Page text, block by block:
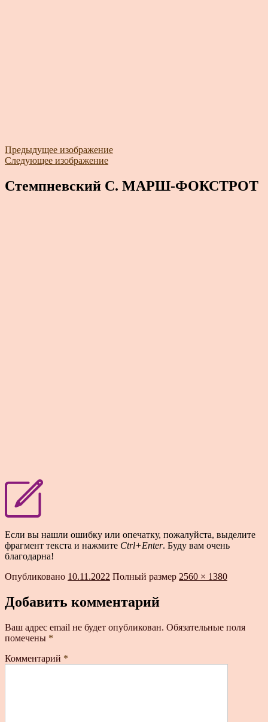
Предыдущее изображение
Следующее изображение
Стемпневский С. МАРШ-ФОКСТРОТ
Если вы нашли ошибку или опечатку, пожалуйста, выделите
фрагмент текста и нажмите Ctrl+Enter. Буду вам очень
благодарна!
Опубликовано 10.11.2022 Полный размер 2560 × 1380
Добавить комментарий
Ваш адрес email не будет опубликован. Обязательные поля
помечены *
Комментарий *